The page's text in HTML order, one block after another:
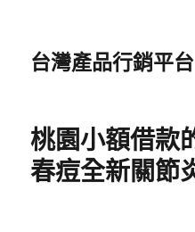
台灣產品行銷平台
桃園小額借款
春痘全新關節